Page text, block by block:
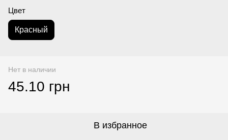
Цвет
Красный
Нет в наличии
45.10 грн
В избранное